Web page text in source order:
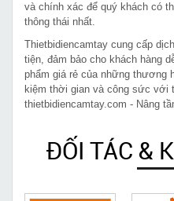
và chính xác để quý khách có
thông thái nhất.
Thietbidiencamtay cung cấp
tiện, đảm bảo cho khách hàng
phẩm giá rẻ của những thương
kiệm thời gian và công sức với
thietbidiencamtay.com - Nâng
ĐỐI TÁC &